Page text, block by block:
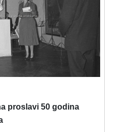
proslavi 50 godina